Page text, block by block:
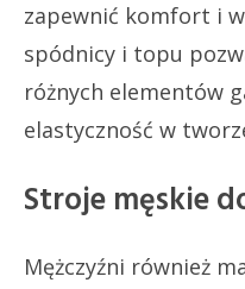
zapewnić komfort i
spódnicy i topu
różnych elementów
elastyczność w
Stroje męskie
Mężczyźni również